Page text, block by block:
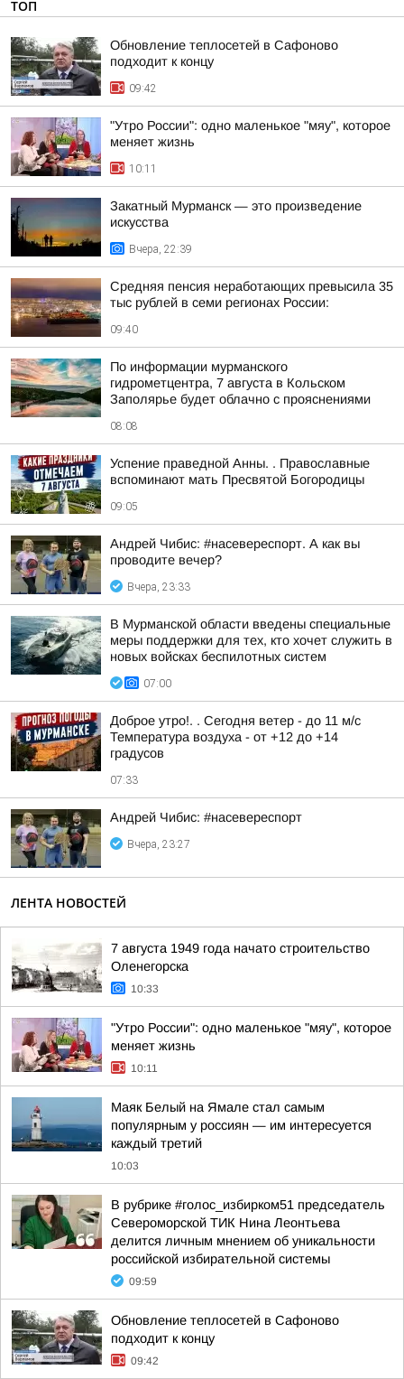
ТОП
Обновление теплосетей в Сафоново
подходит к концу
09:42
"Утро России": одно маленькое "мяу", которое
меняет жизнь
10:11
Закатный Мурманск — это произведение
искусства
Вчера, 22:39
Средняя пенсия неработающих превысила 35
тыс рублей в семи регионах России:
09:40
По информации мурманского
гидрометцентра, 7 августа в Кольском
Заполярье будет облачно с прояснениями
08:08
Успение праведной Анны. . Православные
вспоминают мать Пресвятой Богородицы
09:05
Андрей Чибис: #насевереспорт. А как вы
проводите вечер?
Вчера, 23:33
В Мурманской области введены специальные
меры поддержки для тех, кто хочет служить в
новых войсках беспилотных систем
07:00
Доброе утро!. . Сегодня ветер - до 11 м/с
Температура воздуха - от +12 до +14
градусов
07:33
Андрей Чибис: #насевереспорт
Вчера, 23:27
ЛЕНТА НОВОСТЕЙ
7 августа 1949 года начато строительство
Оленегорска
10:33
"Утро России": одно маленькое "мяу", которое
меняет жизнь
10:11
Маяк Белый на Ямале стал самым
популярным у россиян — им интересуется
каждый третий
10:03
В рубрике #голос_избирком51 председатель
Североморской ТИК Нина Леонтьева
делится личным мнением об уникальности
российской избирательной системы
09:59
Обновление теплосетей в Сафоново
подходит к концу
09:42